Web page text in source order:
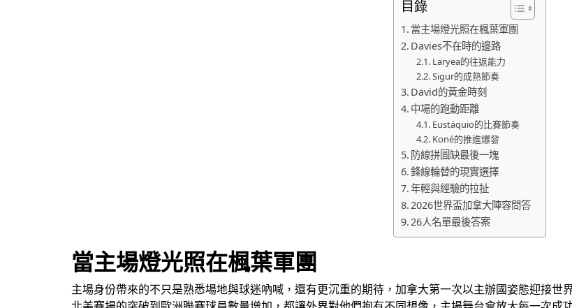
目錄
當主場燈光照在楓葉軍團
Davies不在時的邊路
Laryea的往返能力
Sigur的成熟節奏
David的黃金時刻
中場的跑動距離
Eustáquio的比賽節奏
Koné的推進爆發
防線拼圖缺最後一塊
鋒線輪替的現實選擇
年輕與經驗的拉扯
2026世界盃加拿大陣容問答
26人名單最後答案
當主場燈光照在楓葉軍團
主場身份帶來的不只是熟悉場地與球迷吶喊，還有更沉重的期待，加拿大第一次以主辦國姿態迎接